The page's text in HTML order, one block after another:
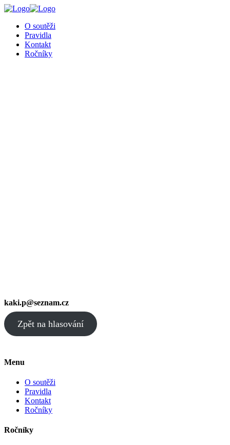
O soutěži
Pravidla
Kontakt
Ročníky
kaki.p@seznam.cz
Zpět na hlasování
Menu
O soutěži
Pravidla
Kontakt
Ročníky
Ročníky